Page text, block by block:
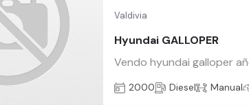
Valdivia
Hyundai GALLOPER
Vendo hyundai galloper
2000 Diesel Manual